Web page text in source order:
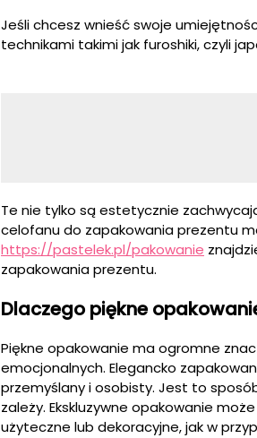
Jeśli chcesz wnieść swoje
technikami takimi jak furoshiki, czyli
Te nie tylko są estetycznie
celofanu do zapakowania prezentu
https://pastelek.pl/pakowanie
zapakowania prezentu.
Dlaczego piękne
Piękne opakowanie ma ogromne
emocjonalnych. Elegancko
przemyślany i osobisty. Jest to
zależy. Ekskluzywne opakowanie
użyteczne lub dekoracyjne, jak w